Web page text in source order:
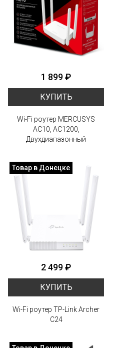
1 899 ₽
КУПИТЬ
Wi-Fi роутер MERCUSYS
AC10, AC1200,
Двухдиапазонный
Товар в Донецке
2 499 ₽
КУПИТЬ
Wi-Fi роутер TP-Link Archer
C24